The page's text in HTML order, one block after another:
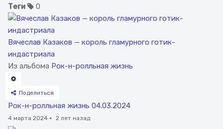
Теги
0
Вячеслав Казаков — король гламурного готик-
индастриала
Из альбома Рок-н-ролльная жизнь
Поделиться
Рок-н-ролльная жизнь 04.03.2024
4 марта 2024 · 2 лет назад